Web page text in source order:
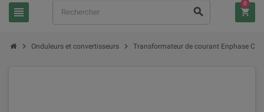
view_headline search shopping_cart
0
chevron_right Onduleurs et convertisseurs chevron_right Transformateur de courant Enphase CT's